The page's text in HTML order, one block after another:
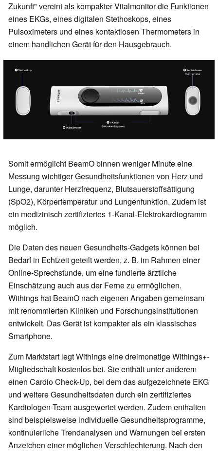
Zukunft" vereint als kompakter Vitalmonitor die Funktionen
eines EKGs, eines digitalen Stethoskops, eines
Pulsoximeters und eines kontaktlosen Thermometers in
einem handlichen Gerät für den Hausgebrauch.
Somit ermöglicht BeamO binnen weniger Minute eine
Messung wichtiger Gesundheitsfunktionen von Herz und
Lunge, darunter Herzfrequenz, Blutsauerstoffsättigung
(SpO2), Körpertemperatur und Lungenfunktion. Zudem ist
ein medizinisch zertifiziertes 1-Kanal-Elektrokardiogramm
möglich.
Die Daten des neuen Gesundheits-Gadgets können bei
Bedarf in Echtzeit geteilt werden, z. B. im Rahmen einer
Online-Sprechstunde, um eine fundierte ärztliche
Einschätzung auch aus der Ferne zu ermöglichen.
Withings hat BeamO nach eigenen Angaben gemeinsam
mit renommierten Kliniken und Forschungsinstitutionen
entwickelt. Das Gerät ist kompakter als ein klassisches
Smartphone.
Zum Marktstart legt Withings eine dreimonatige Withings+-
Mitgliedschaft kostenlos bei. Sie enthält unter anderem
einen Cardio Check-Up, bei dem das aufgezeichnete EKG
und weitere Gesundheitsdaten durch ein zertifiziertes
Kardiologen-Team ausgewertet werden. Zudem enthalten
sind beispielsweise individuelle Gesundheitsprogramme,
kontinuierliche Trendanalysen und Warnungen bei ersten
Anzeichen einer möglichen Verschlechterung. Nach den